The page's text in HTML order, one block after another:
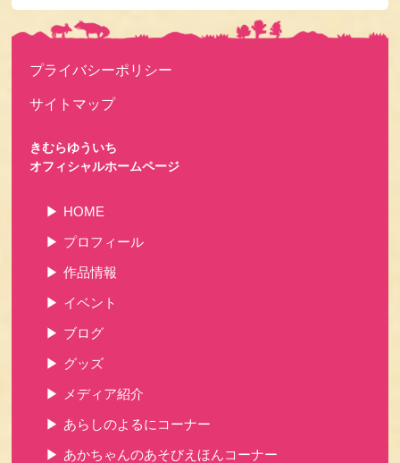
プライバシーポリシー
サイトマップ
きむらゆういち
オフィシャルホームページ
HOME
プロフィール
作品情報
イベント
ブログ
グッズ
メディア紹介
あらしのよるにコーナー
あかちゃんのあそびえほんコーナー